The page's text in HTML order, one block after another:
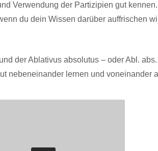
Verwendung der Partizipien gut
du dein Wissen darüber auffrischen
der Ablativus absolutus – oder Abl.
nebeneinander lernen und voneinander